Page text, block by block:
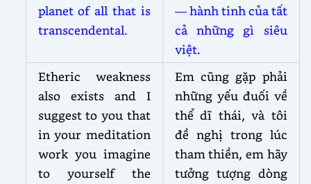
planet of all that is
transcendental.
— hành tinh của tất
cả những gì siêu
việt.
Etheric weakness
also exists and I
suggest to you that
in your meditation
work you imagine
to yourself the
Em cũng gặp phải
những yếu đuối về
thể dĩ thái, và tôi
đề nghị trong lúc
tham thiền, em hãy
tưởng tượng dòng